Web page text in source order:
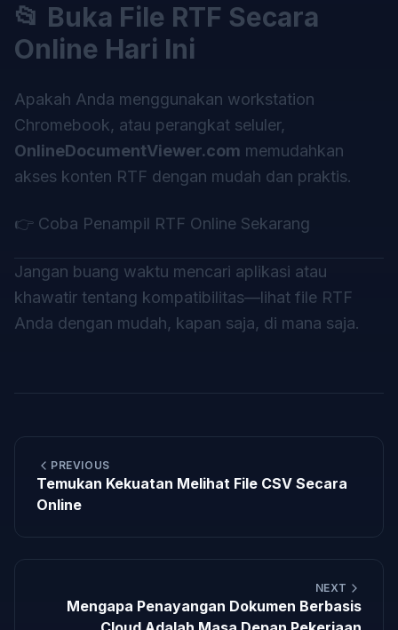
📂 Buka File RTF Secara
Online Hari Ini
Apakah Anda menggunakan workstation
Chromebook, atau perangkat seluler,
OnlineDocumentViewer.com memudahkan
akses konten RTF dengan mudah dan praktis.
👉 Coba Penampil RTF Online Sekarang
Jangan buang waktu mencari aplikasi atau
khawatir tentang kompatibilitas—lihat file RTF
Anda dengan mudah, kapan saja, di mana saja.
PREVIOUS
Temukan Kekuatan Melihat File CSV Secara
Online
NEXT
Mengapa Penayangan Dokumen Berbasis